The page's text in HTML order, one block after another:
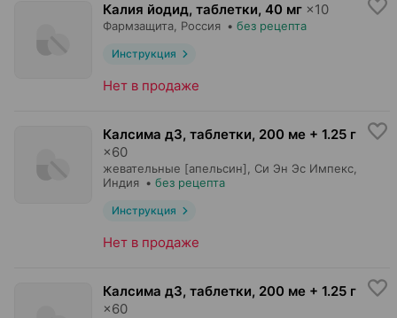
Калия йодид, таблетки, 40 мг ×10
Фармзащита , Россия • без рецепта
Инструкция
Нет в продаже
Калсима д3, таблетки, 200 ме + 1.25 г
×60
жевательные [апельсин], Си Эн Эс Импекс
Индия • без рецепта
Инструкция
Нет в продаже
Калсима д3, таблетки, 200 ме + 1.25 г
×60